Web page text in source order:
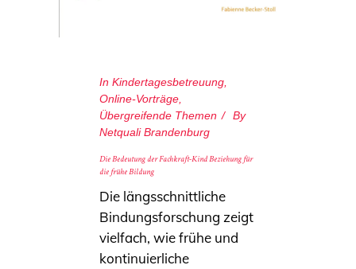
In Kindertagesbetreuung,
Online-Vorträge,
Übergreifende Themen
By
Netquali Brandenburg
Die Bedeutung der Fachkraft-Kind Beziehung für
die frühe Bildung
Die längsschnittliche
Bindungsforschung zeigt
vielfach, wie frühe und
kontinuierliche